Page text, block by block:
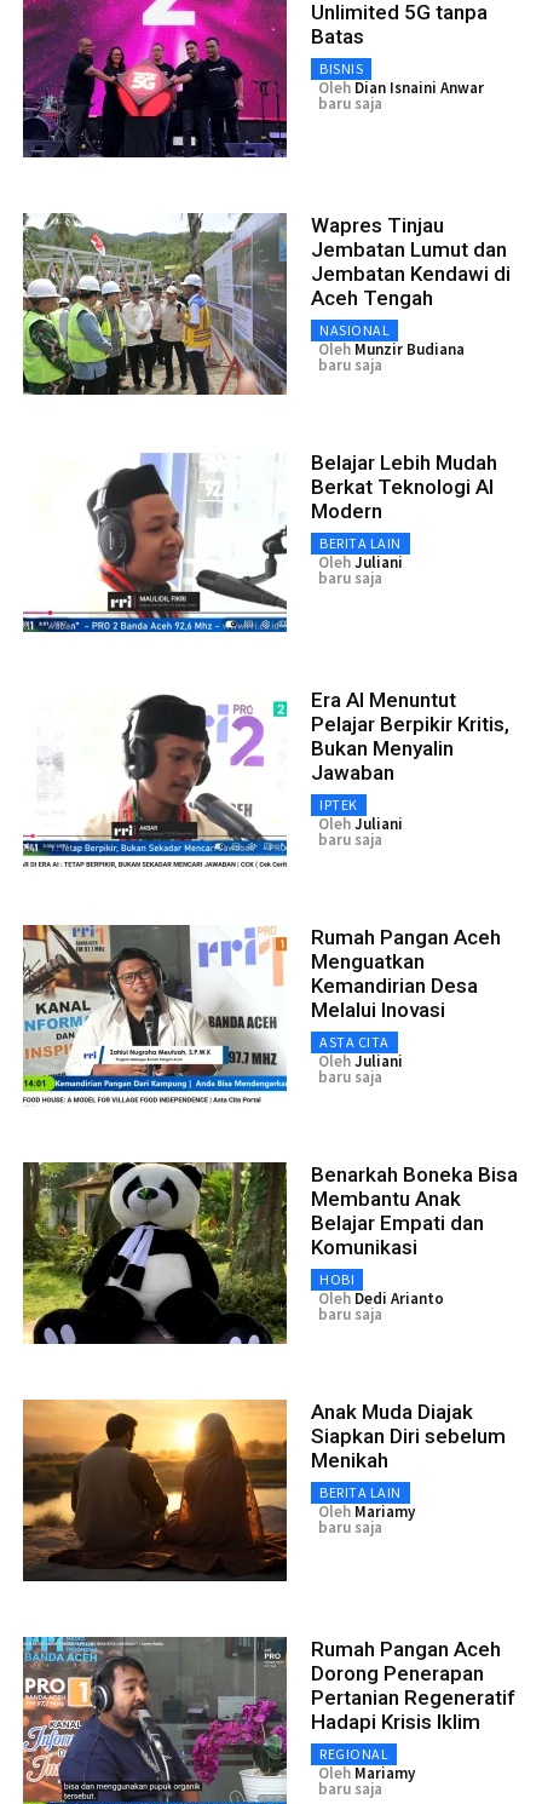
Unlimited 5G tanpa
Batas
BISNIS
Oleh Dian Isnaini Anwar
baru saja
Wapres Tinjau
Jembatan Lumut dan
Jembatan Kendawi di
Aceh Tengah
NASIONAL
Oleh Munzir Budiana
baru saja
Belajar Lebih Mudah
Berkat Teknologi AI
Modern
BERITA LAIN
OlehJuliani
baru saja
Era AI Menuntut
Pelajar Berpikir Kritis,
Bukan Menyalin
Jawaban
IPTEK
OlehJuliani
baru saja
Rumah Pangan Aceh
Menguatkan
Kemandirian Desa
Melalui Inovasi
ASTA CITA
OlehJuliani
baru saja
Benarkah Boneka Bisa
Membantu Anak
Belajar Empati dan
Komunikasi
HOBI
Oleh Dedi Arianto
baru saja
Anak Muda Diajak
Siapkan Diri sebelum
Menikah
BERITA LAIN
Oleh Mariamy
baru saja
Rumah Pangan Aceh
Dorong Penerapan
Pertanian Regeneratif
Hadapi Krisis Iklim
REGIONAL
Oleh Mariamy
baru saja